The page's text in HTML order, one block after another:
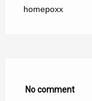
homepoxx
No comment